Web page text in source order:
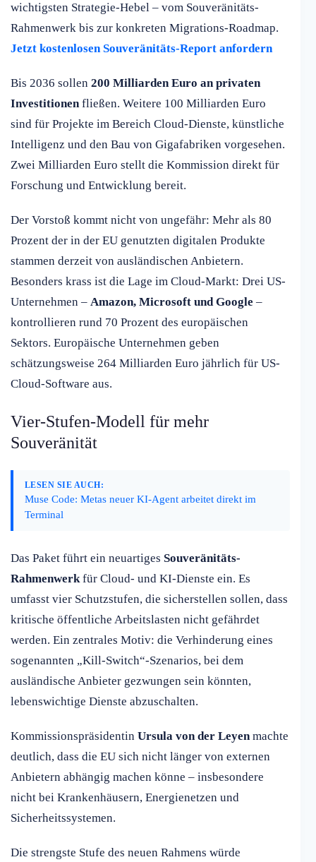
wichtigsten Strategie-Hebel – vom Souveränitäts-
Rahmenwerk bis zur konkreten Migrations-Roadmap.
Jetzt kostenlosen Souveränitäts-Report anfordern
Bis 2036 sollen 200 Milliarden Euro an privaten
Investitionenfließen. Weitere 100 Milliarden Euro
sind für Projekte im Bereich Cloud-Dienste, künstliche
Intelligenz und den Bau von Gigafabriken vorgesehen.
Zwei Milliarden Euro stellt die Kommission direkt für
Forschung und Entwicklung bereit.
Der Vorstoß kommt nicht von ungefähr: Mehr als 80
Prozent der in der EU genutzten digitalen Produkte
stammen derzeit von ausländischen Anbietern.
Besonders krass ist die Lage im Cloud-Markt: Drei US-
Unternehmen – Amazon, Microsoft und Google –
kontrollieren rund 70 Prozent des europäischen
Sektors. Europäische Unternehmen geben
schätzungsweise 264 Milliarden Euro jährlich für US-
Cloud-Software aus.
Vier-Stufen-Modell für mehr
Souveränität
LESEN SIE AUCH:
Muse Code: Metas neuer KI-Agent arbeitet direkt im
Terminal
Das Paket führt ein neuartiges Souveränitäts-
Rahmenwerkfür Cloud- und KI-Dienste ein. Es
umfasst vier Schutzstufen, die sicherstellen sollen, dass
kritische öffentliche Arbeitslasten nicht gefährdet
werden. Ein zentrales Motiv: die Verhinderung eines
sogenannten „Kill-Switch“-Szenarios, bei dem
ausländische Anbieter gezwungen sein könnten,
lebenswichtige Dienste abzuschalten.
Kommissionspräsidentin Ursula von der Leyenmachte
deutlich, dass die EU sich nicht länger von externen
Anbietern abhängig machen könne – insbesondere
nicht bei Krankenhäusern, Energienetzen und
Sicherheitssystemen.
Die strengste Stufe des neuen Rahmens würde